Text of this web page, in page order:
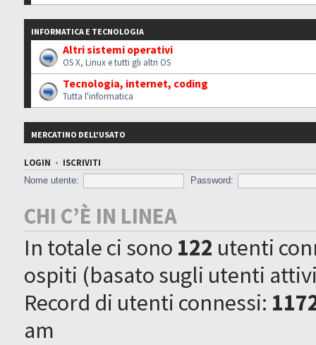
INFORMATICA E TECNOLOGIA
Altri sistemi operativi
OS X, Linux e tutti gli altri OS
Tecnologia, internet, coding
Tutta l'informatica
MERCATINO DELL'USATO
LOGIN • ISCRIVITI
Nome utente:
Password:
CHI C’È IN LINEA
In totale ci sono 122 utenti
ospiti (basato sugli utenti
Record di utenti connessi:
am